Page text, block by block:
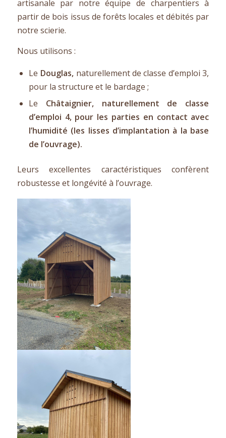
artisanale par notre équipe de charpentiers à
partir de bois issus de forêts locales et débités par
notre scierie.
Nous utilisons :
Le Douglas, naturellement de classe d’emploi 3,
pour la structure et le bardage ;
Le Châtaignier, naturellement de classe
d’emploi 4, pour les parties en contact avec
l’humidité (les lisses d’implantation à la base
de l’ouvrage).
Leurs excellentes caractéristiques confèrent
robustesse et longévité à l’ouvrage.